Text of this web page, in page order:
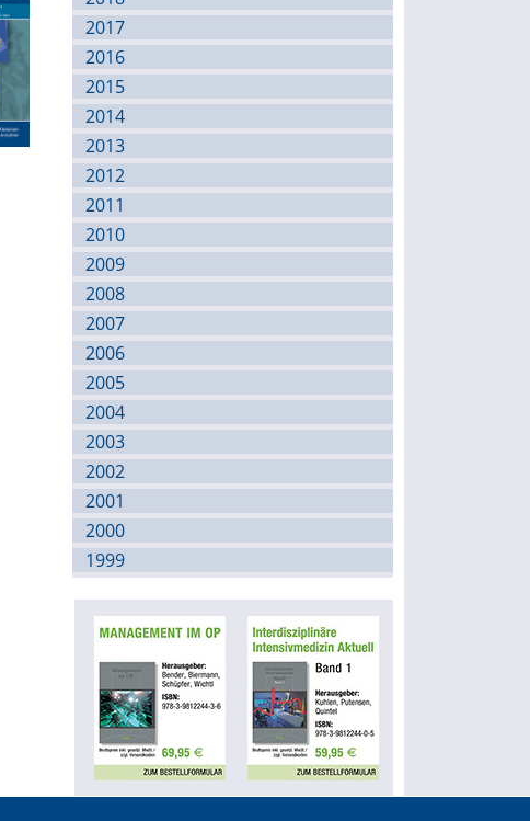
2017
2016
2015
2014
2013
2012
2011
2010
2009
2008
2007
2006
2005
2004
2003
2002
2001
2000
1999